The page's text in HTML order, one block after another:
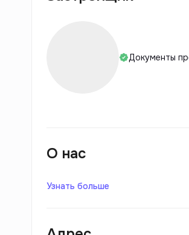
Документы
О нас
Узнать больше